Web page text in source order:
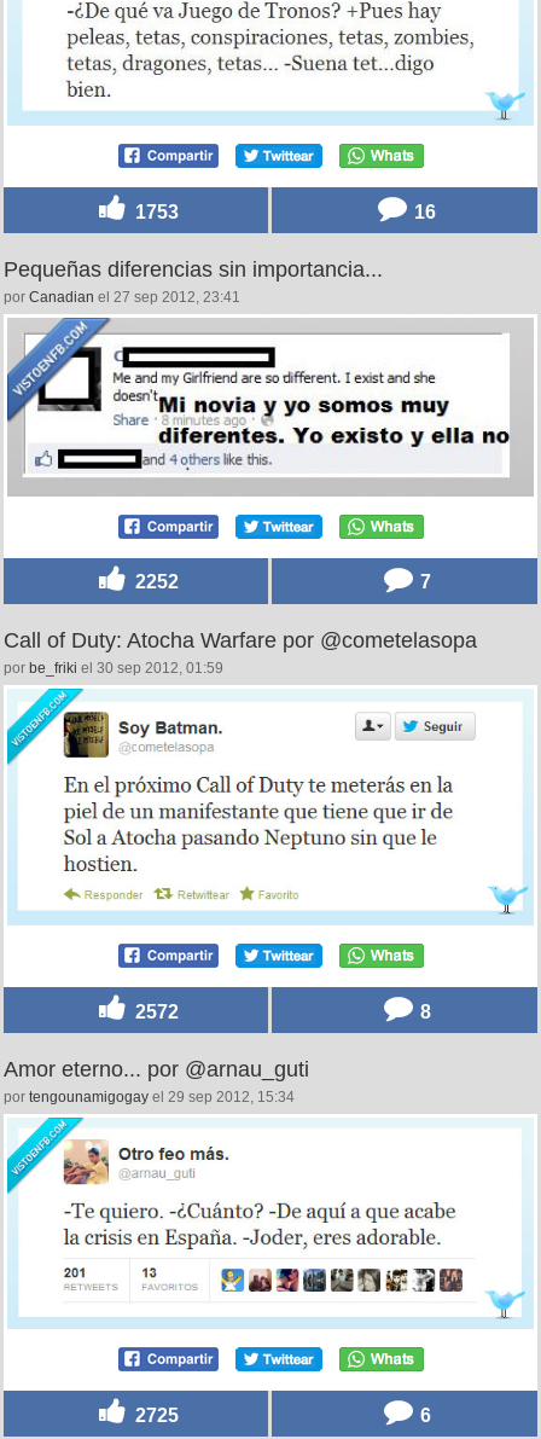
1753 16
Pequeñas diferencias sin importancia...
por Canadian el 27 sep 2012, 23:41
2252 7
Call of Duty: Atocha Warfare por @cometelasopa
por be_friki el 30 sep 2012, 01:59
2572 8
Amor eterno... por @arnau_guti
por tengounamigogay el 29 sep 2012, 15:34
2725 6